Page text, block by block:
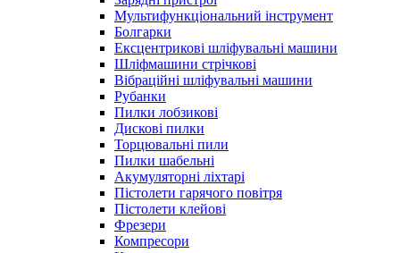
Мультифункціональний інструмент
Болгарки
Ексцентрикові шліфувальні машини
Шліфмашини стрічкові
Вібраційні шліфувальні машини
Рубанки
Пилки лобзикові
Дискові пилки
Торцювальні пили
Пилки шабельні
Акумуляторні ліхтарі
Пістолети гарячого повітря
Пістолети клейові
Фрезери
Компресори